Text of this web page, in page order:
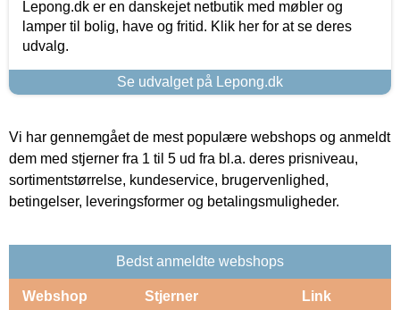
Lepong.dk er en danskejet netbutik med møbler og
lamper til bolig, have og fritid. Klik her for at se deres
udvalg.
Se udvalget på Lepong.dk
Vi har gennemgået de mest populære webshops og anmeldt
dem med stjerner fra 1 til 5 ud fra bl.a. deres prisniveau,
sortimentstørrelse, kundeservice, brugervenlighed,
betingelser, leveringsformer og betalingsmuligheder.
Bedst anmeldte webshops
Webshop Stjerner Link